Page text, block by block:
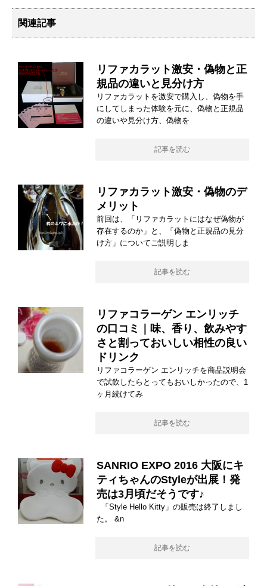
関連記事
リファカラット激安・偽物と正
規品の違いと見分け方
リファカラットを激安で購入し、偽物を手
にしてしまった体験を元に、偽物と正規品
の違いや見分け方、偽物を
記事を読む
リファカラット激安・偽物のデ
メリット
前回は、「リファカラットにはなぜ偽物が
存在するのか」と、「偽物と正規品の見分
け方」についてご説明しま
記事を読む
リファコラーゲン エンリッチ
の口コミ｜味、香り、飲みやす
さと割っておいしい相性の良い
ドリンク
リファコラーゲン エンリッチを商品説明会
で試飲したらとってもおいしかったので、1
ヶ月続けてみ
記事を読む
SANRIO EXPO 2016 大阪にキ
ティちゃんのStyleが出展！発
売は3月頃だそうです♪
「Style Hello Kitty」の販売は終了しまし
た。 &n
記事を読む